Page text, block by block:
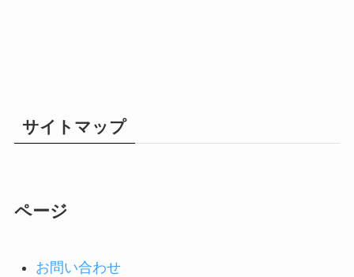
サイトマップ
ページ
お問い合わせ